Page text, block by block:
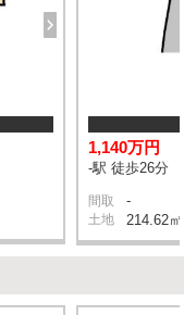
1,140万円
-駅 徒歩26分
間取 -
土地 214.62㎡